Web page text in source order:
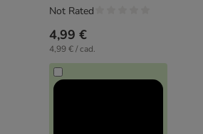
4,99 €
4,99 € / cad.
Not Rated